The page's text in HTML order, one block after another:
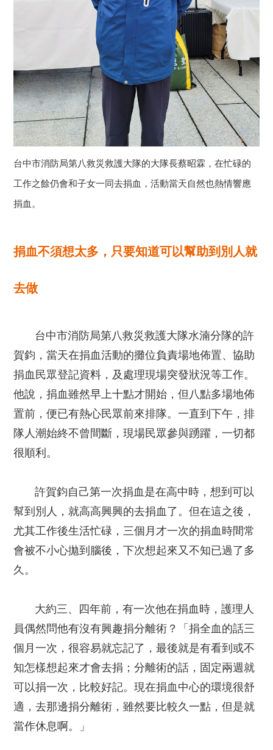
台中市消防局第八救災救護大隊的大隊長蔡昭霖，在忙碌的
工作之餘仍會和子女一同去捐血，活動當天自然也熱情響應
捐血。
捐血不須想太多，只要知道可以幫助到別人就
去做
台中市消防局第八救災救護大隊水湳分隊的許
賀鈞，當天在捐血活動的攤位負責場地佈置、協助
捐血民眾登記資料，及處理現場突發狀況等工作。
他說，捐血雖然早上十點才開始，但八點多場地佈
置前，便已有熱心民眾前來排隊。一直到下午，排
隊人潮始終不曾間斷，現場民眾參與踴躍，一切都
很順利。
許賀鈞自己第一次捐血是在高中時，想到可以
幫到別人，就高高興興的去捐血了。但在這之後，
尤其工作後生活忙碌，三個月才一次的捐血時間常
會被不小心拋到腦後，下次想起來又不知已過了多
久。
大約三、四年前，有一次他在捐血時，護理人
員偶然問他有沒有興趣捐分離術？「捐全血的話三
個月一次，很容易就忘記了，最後就是有看到或不
知怎樣想起來才會去捐；分離術的話，固定兩週就
可以捐一次，比較好記。現在捐血中心的環境很舒
適，去那邊捐分離術，雖然要比較久一點，但是就
當作休息啊。」